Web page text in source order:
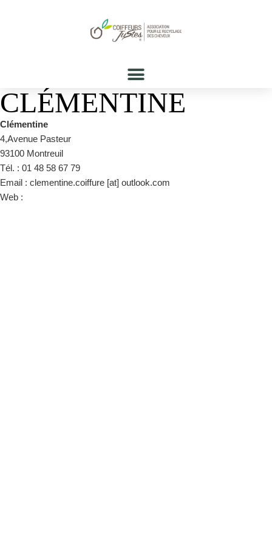
CLÉMENTINE
Clémentine
4,Avenue Pasteur
93100 Montreuil
Tél. : 01 48 58 67 79
Email : clementine.coiffure [at] outlook.com
Web :